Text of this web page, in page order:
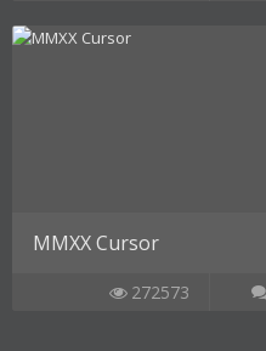
MMXX Cursor
272573